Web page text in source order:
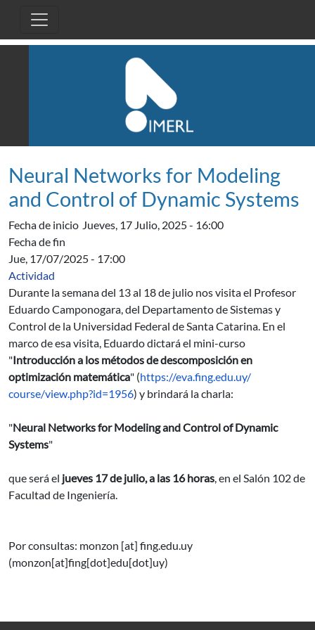
Neural Networks for Modeling
and Control of Dynamic Systems
Fecha de inicio Jueves, 17 Julio, 2025 - 16:00
Fecha de fin
Jue, 17/07/2025 - 17:00
Actividad
Durante la semana del 13 al 18 de julio nos visita el Profesor
Eduardo Camponogara, del Departamento de Sistemas y
Control de la Universidad Federal de Santa Catarina. En el
marco de esa visita, Eduardo dictará el mini-curso
"Introducción a los métodos de descomposición en
optimización matemática" (https://eva.fing.edu.uy/
course/view.php?id=1956) y brindará la charla:
"Neural Networks for Modeling and Control of Dynamic
Systems"
que será el jueves 17 de julio, a las 16 horas, en el Salón 102 de
Facultad de Ingeniería.
Por consultas: monzon [at] fing.edu.uy
(monzon[at]fing[dot]edu[dot]uy)